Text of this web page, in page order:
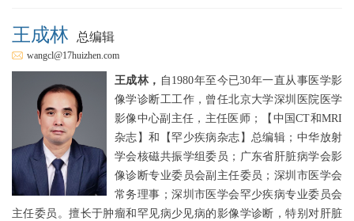
王成林 总编辑
wangcl@17huizhen.com
王成林， 自1980年至今已30年一直从事医学影
像学诊断工工作，曾任北京大学深圳医院医学
影像中心副主任，主任医师；【中国CT和MRI
杂志】和【罕少疾病杂志】总编辑；中华放射
学会核磁共振学组委员；广东省肝脏病学会影
像诊断专业委员会副主任委员；深圳市医学会
常务理事；深圳市医学会罕少疾病专业委员会
主任委员。擅长于肿瘤和罕见病少见病的影像学诊断，特别对肝脏